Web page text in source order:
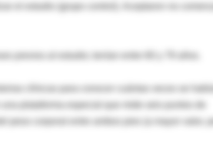
el estudio (grupo control). Aceptaron no
plataforma especial que mide seis puntos de
peso corporal entre ambos pies (a mayor valor,